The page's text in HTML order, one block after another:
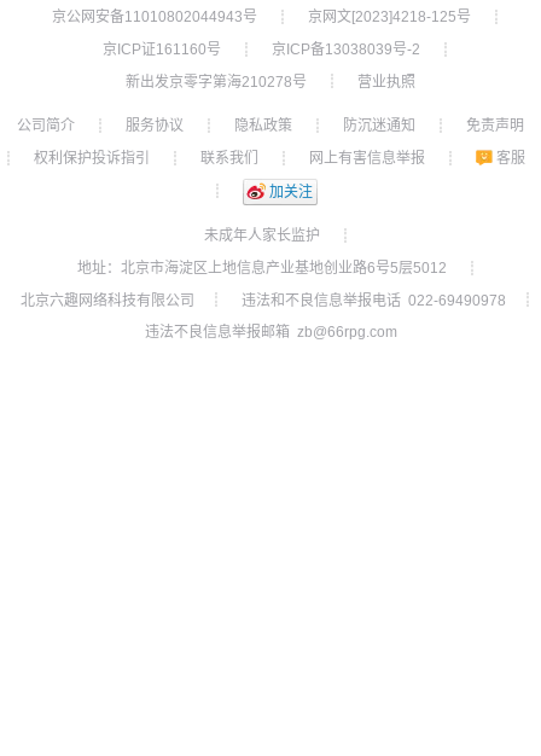
京公网安备11010802044943号 ┊ 京网文[2023]4218-125号
┊
京ICP证161160号
┊ 京ICP备13038039号-2
┊
新出发京零字第海210278号
┊ 营业执照
公司简介 ┊ 服务协议 ┊ 隐私政策 ┊ 防沉迷通知 ┊
免责声明
┊
权利保护投诉指引 ┊ 联系我们 ┊ 网上有害信息举报 ┊
客服
┊
加关注
未成年人家长监护
┊
地址：北京市海淀区上地信息产业基地创业路6号5层5012
┊
北京六趣网络科技有限公司
┊ 违法和不良信息举报电话 022-69490978
┊
违法不良信息举报邮箱 zb@66rpg.com